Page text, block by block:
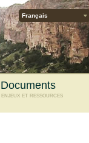
Français
Documents
enjeux et ressources